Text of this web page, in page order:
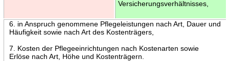
Versicherungsverhältnisses,
6. in Anspruch genommene Pflegeleistungen nach Art, Dauer und
Häufigkeit sowie nach Art des Kostenträgers,
7. Kosten der Pflegeeinrichtungen nach Kostenarten sowie
Erlöse nach Art, Höhe und Kostenträgern.